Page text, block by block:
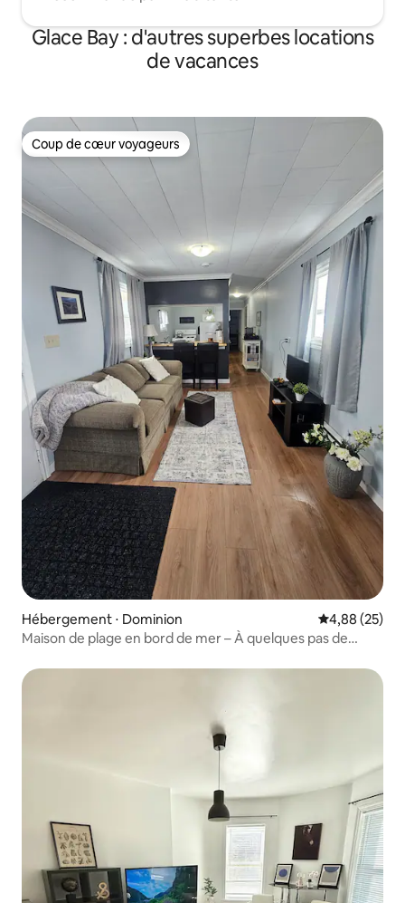
Glace Bay : d'autres superbes locations
de vacances
Coup de cœur voyageurs
Coup de cœur voyageurs
Hébergement ⋅ Dominion Évaluation
4,88 (25)
Maison de plage en bord de mer – À quelques pas de